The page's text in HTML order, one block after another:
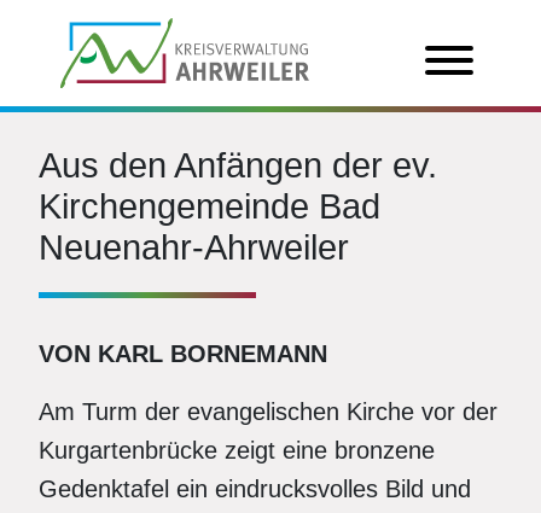
Aus den Anfängen der ev.
Kirchengemeinde Bad
Neuenahr-Ahrweiler
VON KARL BORNEMANN
Am Turm der evangelischen Kirche vor der
Kurgartenbrücke zeigt eine bronzene
Gedenktafel ein eindrucksvolles Bild und